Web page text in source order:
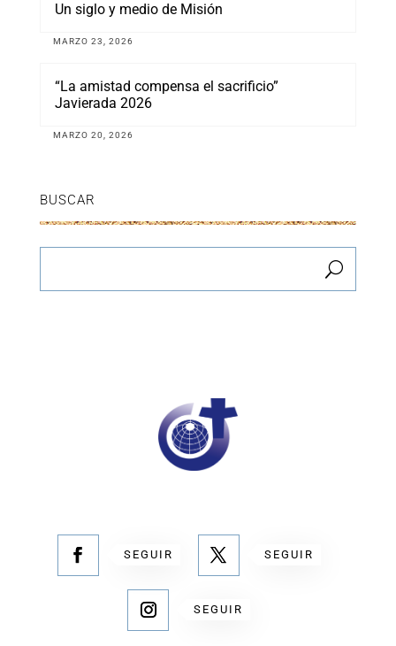
Un siglo y medio de Misión
MARZO 23, 2026
“La amistad compensa el sacrificio”
Javierada 2026
MARZO 20, 2026
BUSCAR
SEGUIR SEGUIR
SEGUIR